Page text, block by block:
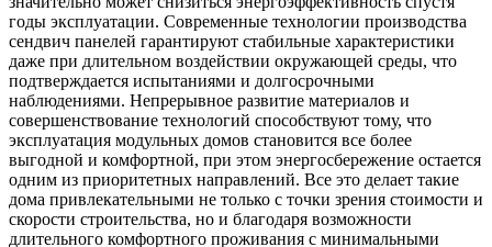
годы эксплуатации. Современные технологии производства
сендвич панелей гарантируют стабильные характеристики
даже при длительном воздействии окружающей среды, что
подтверждается испытаниями и долгосрочными
наблюдениями. Непрерывное развитие материалов и
совершенствование технологий способствуют тому, что
эксплуатация модульных домов становится все более
выгодной и комфортной, при этом энергосбережение остается
одним из приоритетных направлений. Все это делает такие
дома привлекательными не только с точки зрения стоимости и
скорости строительства, но и благодаря возможности
длительного комфортного проживания с минимальными